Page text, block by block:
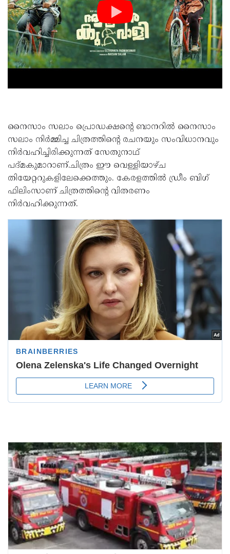
നൈസാം സലാം പ്രൊഡക്ഷന്റെ ബാനറിൽ നൈസാം
സലാം നിർമ്മിച്ച ചിത്രത്തിന്റെ രചനയും സംവിധാനവും
നിർവഹിച്ചിരിക്കുന്നത് സേതുനാഥ്
പദ്മകുമാറാണ്.ചിത്രം ഈ വെള്ളിയാഴ്ച
തിയേറ്ററുകളിലേക്കെത്തും. കേരളത്തിൽ ഡ്രീം ബിഗ്
ഫിലിംസാണ് ചിത്രത്തിന്റെ വിതരണം
നിർവഹിക്കുന്നത്.